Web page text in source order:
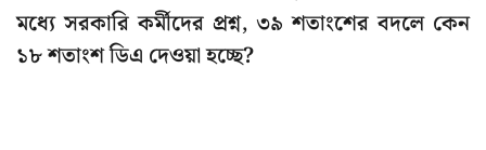
মধ্যে সরকারি কর্মীদের প্রশ্ন, ৩৯ শতাংশের বদলে কেন
১৮ শতাংশ ডিএ দেওয়া হচ্ছে?